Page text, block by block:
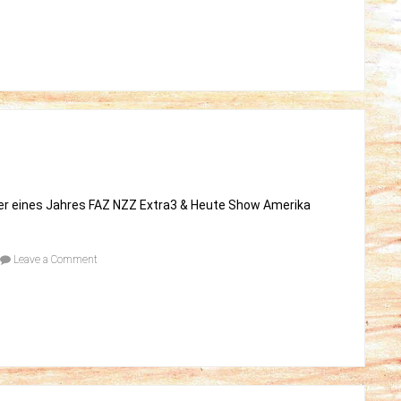
eines Jahres FAZ NZZ Extra3 & Heute Show Amerika
Leave a Commenton